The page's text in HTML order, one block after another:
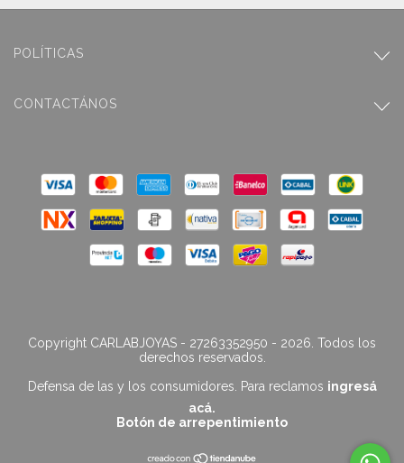
POLÍTICAS
CONTACTÁNOS
Copyright CARLABJOYAS - 27263352950 - 2026. Todos los
derechos reservados.
Defensa de las y los consumidores. Para reclamos ingresá
acá.
Botón de arrepentimiento